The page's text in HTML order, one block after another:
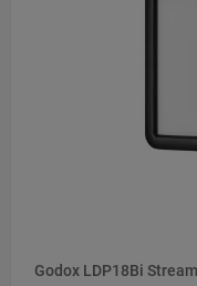
Godox LDP18Bi